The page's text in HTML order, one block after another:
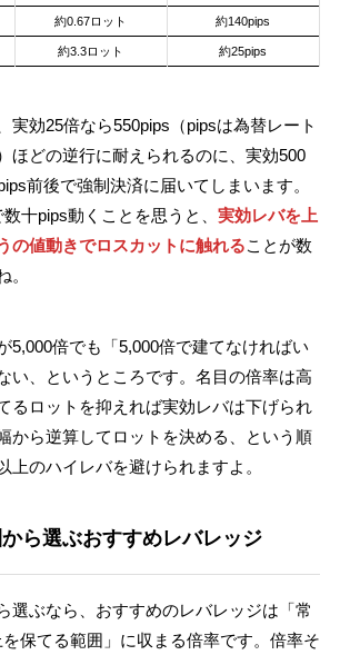
約0.67ロット 約140pips
約3.3ロット 約25pips
実効25倍なら550pips（pipsは為替レート
ほどの逆行に耐えられるのに、実効500
前後で強制決済に届いてしまいます。
十pips動くことを思うと、 実効レバを上
の値動きでロスカットに触れることが数
。
5,000倍でも「5,000倍で建てなければい
い、というところです。名目の倍率は高
るロットを抑えれば実効レバは下げられ
から逆算してロットを決める、という順
上のハイレバを避けられますよ。
ら選ぶおすすめレバレッジ
選ぶなら、おすすめのレバレッジは「常
保てる範囲」に収まる倍率です。倍率そ